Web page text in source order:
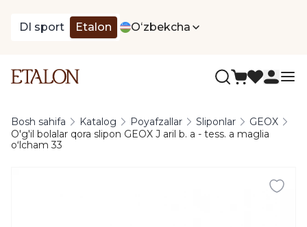
DI sport Etalon Oʻzbekcha
Bosh sahifa Katalog Poyafzallar Sliponlar
GEOX
O'g'il bolalar qora slipon GEOX J aril b. a - tess. a maglia
oʻlcham 33